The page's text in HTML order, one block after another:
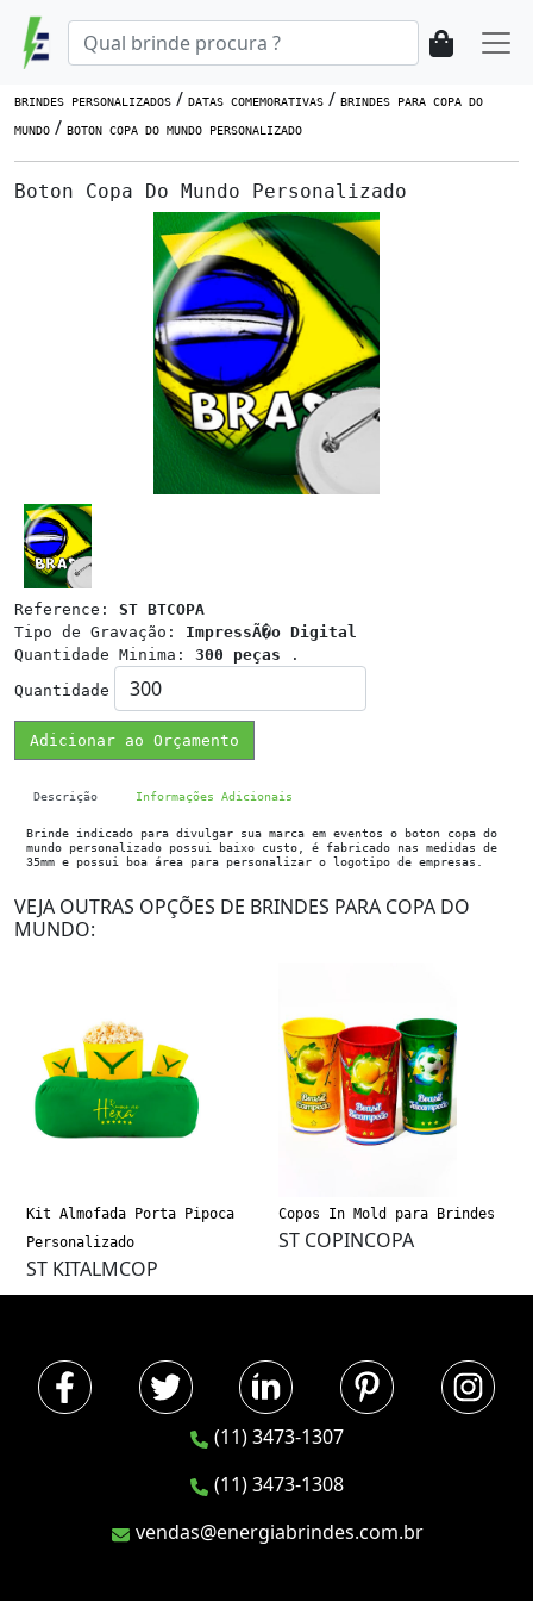
BRINDES PERSONALIZADOS / DATAS COMEMORATIVAS / BRINDES PARA COPA DO
MUNDO / BOTON COPA DO MUNDO PERSONALIZADO
Boton Copa Do Mundo Personalizado
Reference: ST BTCOPA
Tipo de Gravação: ImpressÃ�o Digital
Quantidade Minima: 300 peças .
Quantidade
Adicionar ao Orçamento
Descrição Informações Adicionais
Brinde indicado para divulgar sua marca em eventos o boton copa do
mundo personalizado possui baixo custo, é fabricado nas medidas de
35mm e possui boa área para personalizar o logotipo de empresas.
VEJA OUTRAS OPÇÕES DE BRINDES PARA COPA DO
MUNDO:
Kit Almofada Porta Pipoca
Personalizado
ST KITALMCOP
Copos In Mold para Brindes
ST COPINCOPA
(11) 3473-1307
(11) 3473-1308
vendas@energiabrindes.com.br